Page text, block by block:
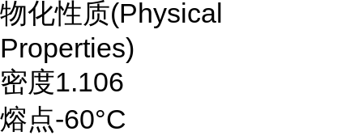
物化性质(Physical
Properties)
密度1.106
熔点-60°C